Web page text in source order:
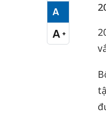
A
Cỡ chữ vừa
A +
Cỡ chữ